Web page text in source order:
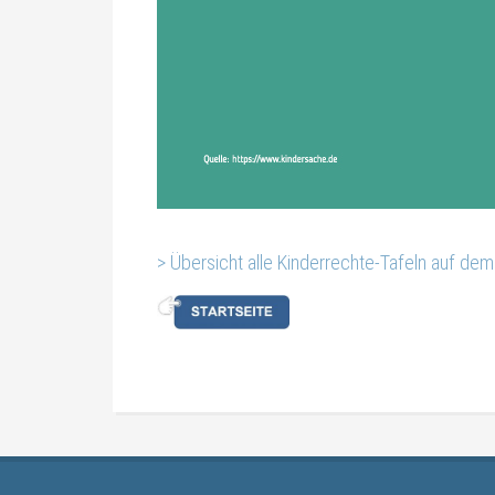
> Übersicht alle Kinderrechte-Tafeln auf